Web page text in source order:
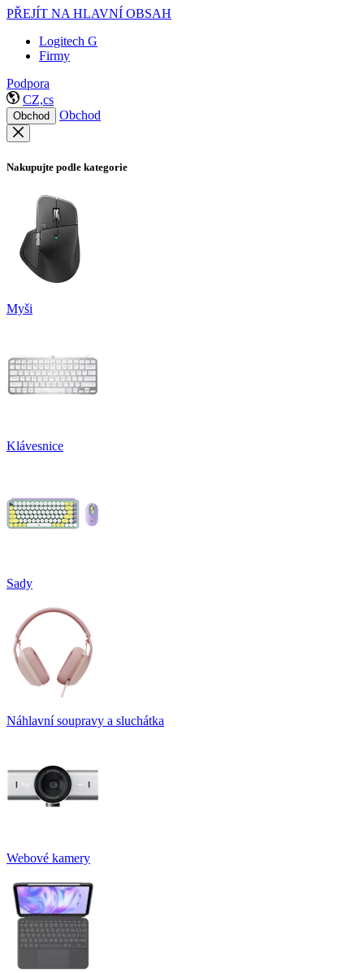
PŘEJÍT NA HLAVNÍ OBSAH
Logitech G
Firmy
Podpora
CZ,cs
Obchod Obchod
Nakupujte podle kategorie
Myši
Klávesnice
Sady
Náhlavní soupravy a sluchátka
Webové kamery